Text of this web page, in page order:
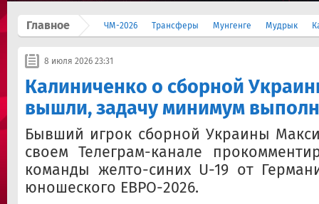
Главное ЧМ-2026 Трансферы Мунгенге Мудрык
8 июля 2026 23:31
Калиниченко о сборной
вышли, задачу минимум
Бывший игрок сборной Украины
своем Телеграм-канале
команды желто-синих U-19 от
юношеского ЕВРО-2026.